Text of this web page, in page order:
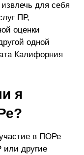
для себя
ПР,
оценки
одной
Калифорния
я
в ПОРе
другие